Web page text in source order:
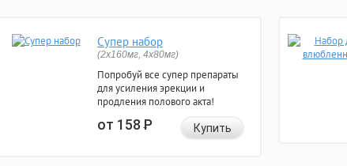
Супер набор
(2х160мг, 4х80мг)
Попробуй все супер препараты
для усиления эрекции и
продления полового акта!
от 158Р Купить